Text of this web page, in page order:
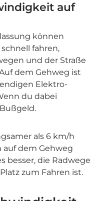
auf
können
fahren,
und der Straße
dem Gehweg ist
Elektro-
du dabei
als 6 km/h
auf dem Gehweg
besser, die Radwege
zum Fahren ist.